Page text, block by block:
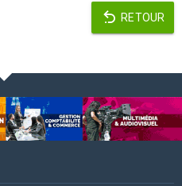
RETOUR